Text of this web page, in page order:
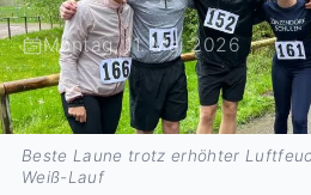
Montag, 11. Mai 2026
Beste Laune trotz erhöhter
Weiß-Lauf